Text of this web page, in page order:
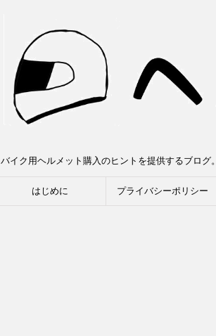
バイク用ヘルメット購入のヒントを提供するブログ。
はじめに プライバシーポリシー